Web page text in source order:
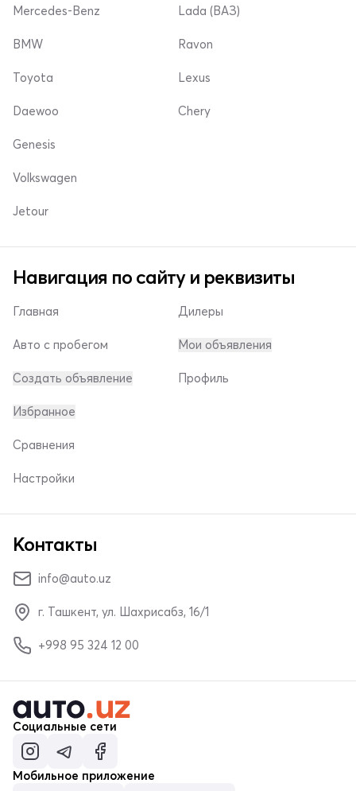
Mercedes-Benz Lada (ВАЗ)
BMW
Toyota
Daewoo
Ravon
Lexus
Chery
Genesis
Volkswagen
Jetour
Навигация по сайту и реквизиты
Главная
Авто с пробегом
Создать объявление
Дилеры
Мои объявления
Профиль
Избранное
Сравнения
Настройки
Контакты
info@auto.uz
г. Ташкент, ул. Шахрисабз, 16/1
+998 95 324 12 00
Социальные сети
Мобильное приложение